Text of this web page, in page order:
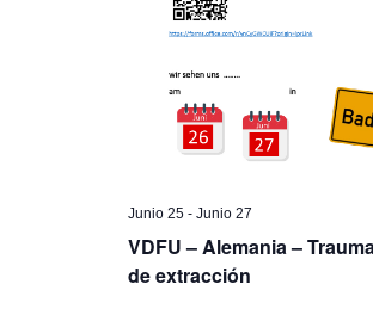
Junio 25 -Junio 27
VDFU – Alemania –
de extracción